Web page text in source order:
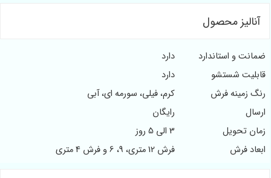
آنالیز محصول
ضمانت و استاندارد
دارد
قابلیت شستشو
دارد
رنگ زمینه فرش
کرم، فیلی، سورمه ای، آبی
ارسال
رایگان
زمان تحویل
3 الی 5 روز
ابعاد فرش
فرش 12 متری، 9، 6 و فرش 4 متری